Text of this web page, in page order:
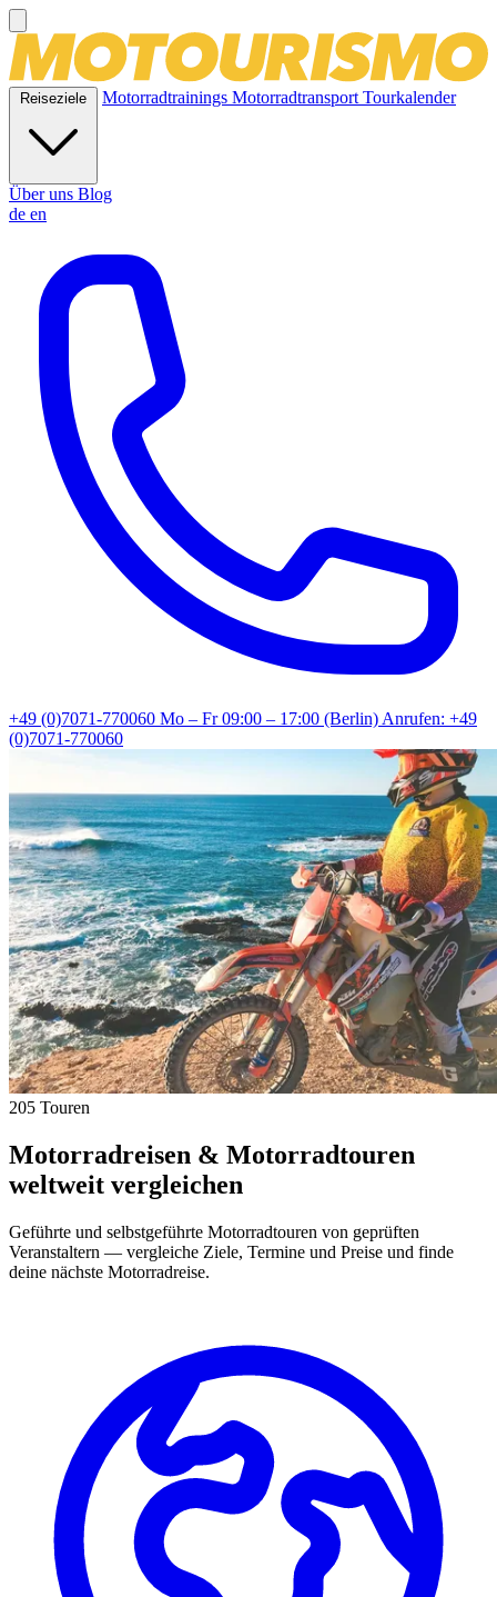
Reiseziele Motorradtrainings MotorradtransportTourkalender
Über uns Blog
de en
+49 (0)7071-770060 Mo – Fr 09:00 – 17:00 (Berlin)Anrufen: +49
(0)7071-770060
205 Touren
Motorradreisen & Motorradtouren
weltweit vergleichen
Geführte und selbstgeführte Motorradtouren von geprüften
Veranstaltern — vergleiche Ziele, Termine und Preise und finde
deine nächste Motorradreise.